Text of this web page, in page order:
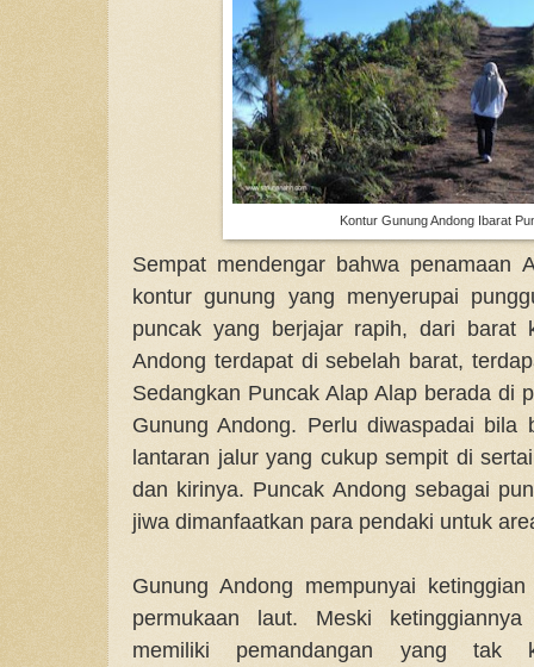
Kontur Gunung Andong Ibarat
Sempat mendengar bahwa penamaan
kontur gunung yang menyerupai
puncak yang berjajar rapih, dari barat
Andong terdapat di sebelah barat,
Sedangkan Puncak Alap Alap berada di
Gunung Andong. Perlu diwaspadai bila
lantaran jalur yang cukup sempit di
dan kirinya. Puncak Andong sebagai
jiwa dimanfaatkan para pendaki untuk
Gunung Andong mempunyai
permukaan laut. Meski
memiliki pemandangan yang tak